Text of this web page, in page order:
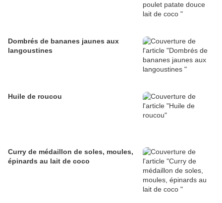
Dombrés de bananes jaunes aux
langoustines
Huile de roucou
Curry de médaillon de soles, moules,
épinards au lait de coco